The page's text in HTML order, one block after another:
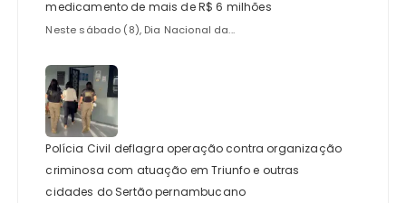
medicamento de mais de R$ 6 milhões
Neste sábado (8), Dia Nacional da...
Polícia Civil deflagra operação contra organização
criminosa com atuação em Triunfo e outras
cidades do Sertão pernambucano